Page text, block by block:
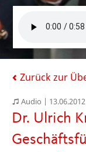
Zurück zur
Audio | 13.06.2012
Dr. Ulrich